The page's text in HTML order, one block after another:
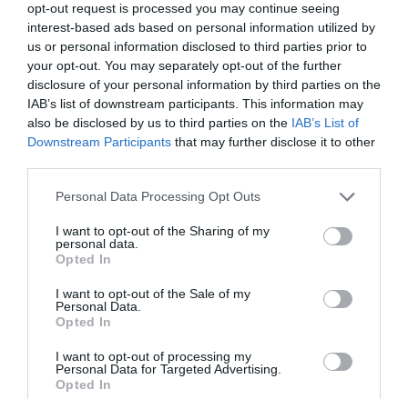
opt-out request is processed you may continue seeing
interest-based ads based on personal information utilized by
us or personal information disclosed to third parties prior to
your opt-out. You may separately opt-out of the further
disclosure of your personal information by third parties on the
IAB’s list of downstream participants. This information may
also be disclosed by us to third parties on the IAB’s List of
Downstream Participants that may further disclose it to other
Please note that this website/app uses one or more Google
not limited to your visit or usage behaviour. You may click to
grant or deny consent to Google and its third-party tags to
use your data for below specified purposes in below Google
consent section.
Personal Data Processing Opt Outs
I want to opt-out of the Sharing of my
personal data.
Opted In
I want to opt-out of the Sale of my
Personal Data.
Opted In
I want to opt-out of processing my
Personal Data for Targeted Advertising.
Opted In
2024. NOVEMBER 4. ● HAMU ÉS GYÉMÁNT